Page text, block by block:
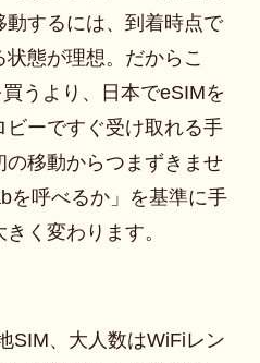
するには、到着時点で
態が理想。だからこ
うより、日本でeSIMを
ーですぐ受け取れる手
移動からつまずきませ
を呼べるか」を基準に手
く変わります。
SIM、大人数はWiFiレン